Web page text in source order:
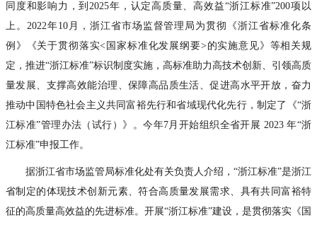
同度和影响力，到2025年，认定高质量、高效益“浙江标准”200项以
上。2022年10月，浙江省市场监督管理局为贯彻《浙江省标准化条
例》《关于贯彻落实<国家标准化发展纲要>的实施意见》等相关规
定，推进“浙江标准”标识制度实施，高标准助力高技术创新、引领高质
量发展、支撑高效能治理、保障高品质生活、促进高水平开放，奋力
推动中国特色社会主义共同富裕先行和省域现代化先行，制定了《“浙
江标准”管理办法（试行）》。今年7月开始组织全省开展 2023 年“浙
江标准”申报工作。
据浙江省市场监管局标准化处有关负责人介绍，“浙江标准”是浙江
省制定的体现技术创新元素、符合高质量发展需求、具有共同富裕特
征的高质量高效益的先进标准。开展“浙江标准”建设，是贯彻落实《国